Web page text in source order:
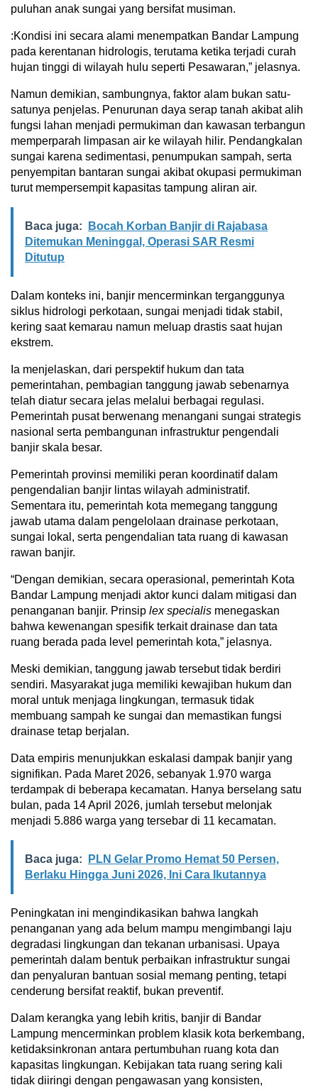
puluhan anak sungai yang bersifat musiman.
:Kondisi ini secara alami menempatkan Bandar Lampung
pada kerentanan hidrologis, terutama ketika terjadi curah
hujan tinggi di wilayah hulu seperti Pesawaran,” jelasnya.
Namun demikian, sambungnya, faktor alam bukan satu-
satunya penjelas. Penurunan daya serap tanah akibat alih
fungsi lahan menjadi permukiman dan kawasan terbangun
memperparah limpasan air ke wilayah hilir. Pendangkalan
sungai karena sedimentasi, penumpukan sampah, serta
penyempitan bantaran sungai akibat okupasi permukiman
turut mempersempit kapasitas tampung aliran air.
Baca juga:
Bocah Korban Banjir di Rajabasa
Ditemukan Meninggal, Operasi SAR Resmi
Ditutup
Dalam konteks ini, banjir mencerminkan terganggunya
siklus hidrologi perkotaan, sungai menjadi tidak stabil,
kering saat kemarau namun meluap drastis saat hujan
ekstrem.
Ia menjelaskan, dari perspektif hukum dan tata
pemerintahan, pembagian tanggung jawab sebenarnya
telah diatur secara jelas melalui berbagai regulasi.
Pemerintah pusat berwenang menangani sungai strategis
nasional serta pembangunan infrastruktur pengendali
banjir skala besar.
Pemerintah provinsi memiliki peran koordinatif dalam
pengendalian banjir lintas wilayah administratif.
Sementara itu, pemerintah kota memegang tanggung
jawab utama dalam pengelolaan drainase perkotaan,
sungai lokal, serta pengendalian tata ruang di kawasan
rawan banjir.
“Dengan demikian, secara operasional, pemerintah Kota
Bandar Lampung menjadi aktor kunci dalam mitigasi dan
penanganan banjir. Prinsip lex specialis menegaskan
bahwa kewenangan spesifik terkait drainase dan tata
ruang berada pada level pemerintah kota,” jelasnya.
Meski demikian, tanggung jawab tersebut tidak berdiri
sendiri. Masyarakat juga memiliki kewajiban hukum dan
moral untuk menjaga lingkungan, termasuk tidak
membuang sampah ke sungai dan memastikan fungsi
drainase tetap berjalan.
Data empiris menunjukkan eskalasi dampak banjir yang
signifikan. Pada Maret 2026, sebanyak 1.970 warga
terdampak di beberapa kecamatan. Hanya berselang satu
bulan, pada 14 April 2026, jumlah tersebut melonjak
menjadi 5.886 warga yang tersebar di 11 kecamatan.
Baca juga:
PLN Gelar Promo Hemat 50 Persen,
Berlaku Hingga Juni 2026, Ini Cara Ikutannya
Peningkatan ini mengindikasikan bahwa langkah
penanganan yang ada belum mampu mengimbangi laju
degradasi lingkungan dan tekanan urbanisasi. Upaya
pemerintah dalam bentuk perbaikan infrastruktur sungai
dan penyaluran bantuan sosial memang penting, tetapi
cenderung bersifat reaktif, bukan preventif.
Dalam kerangka yang lebih kritis, banjir di Bandar
Lampung mencerminkan problem klasik kota berkembang,
ketidaksinkronan antara pertumbuhan ruang kota dan
kapasitas lingkungan. Kebijakan tata ruang sering kali
tidak diiringi dengan pengawasan yang konsisten,